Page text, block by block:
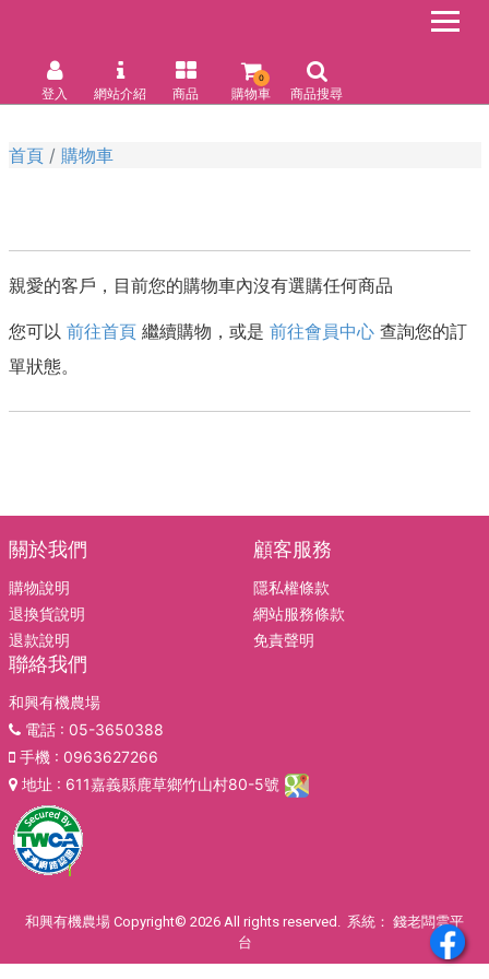
登入 網站介紹 商品 購物車
0
商品搜尋
首頁 購物車
親愛的客戶，目前您的購物車內沒有選購任何商品
您可以 前往首頁繼續購物，或是 前往會員中心查詢您的訂
單狀態。
關於我們
購物說明
退換貨說明
退款說明
顧客服務
隱私權條款
網站服務條款
免責聲明
聯絡我們
和興有機農場
電話: 05-3650388
手機 : 0963627266
地址 : 611嘉義縣鹿草鄉竹山村80-5號
和興有機農場 Copyright© 2026 All rights reserved. 系統： 錢老闆雲平
台